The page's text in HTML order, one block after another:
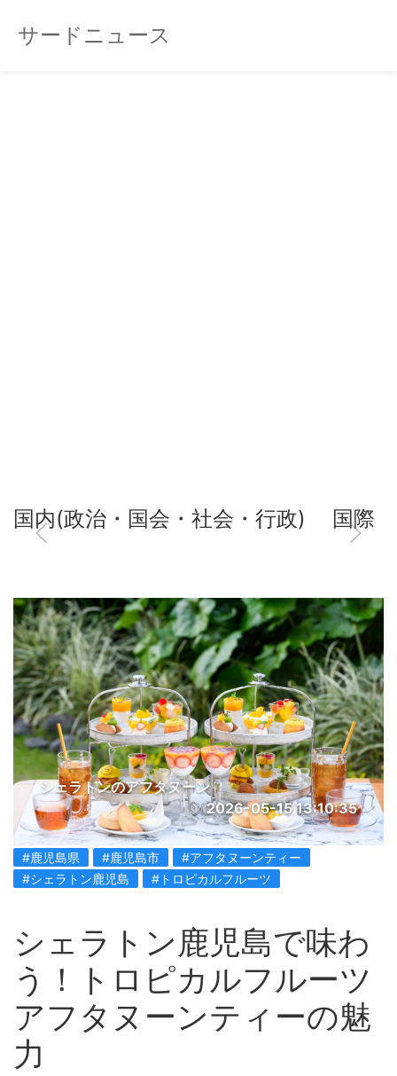
サードニュース
国内(政治・国会・社会・行政) 国際
シェラトンのアフタヌーン
2026-05-15 13:10:35
#鹿児島県 #鹿児島市
#アフタヌーンティー
#シェラトン鹿児島
#トロピカルフルーツ
シェラトン鹿児島で味わ
う！トロピカルフルーツ
アフタヌーンティーの魅
力